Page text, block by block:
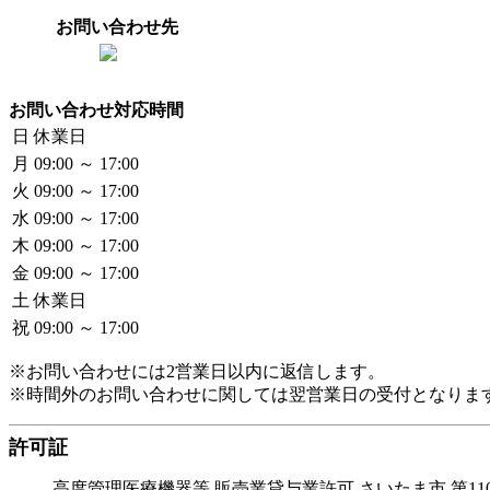
お問い合わせ先
お問い合わせ対応時間
日 休業日
月 09:00 ～ 17:00
火 09:00 ～ 17:00
水 09:00 ～ 17:00
木 09:00 ～ 17:00
金 09:00 ～ 17:00
土 休業日
祝 09:00 ～ 17:00
※お問い合わせには2営業日以内に返信します。
※時間外のお問い合わせに関しては翌営業日の受付となりま
許可証